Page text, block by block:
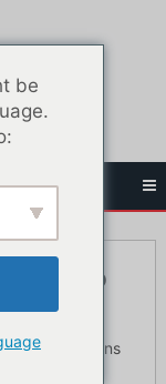
Tokyo
à Tokyo ? Dans
dans ces
be